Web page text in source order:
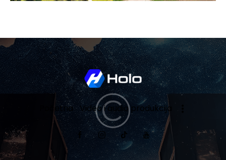
Početna Video i audio produkcija